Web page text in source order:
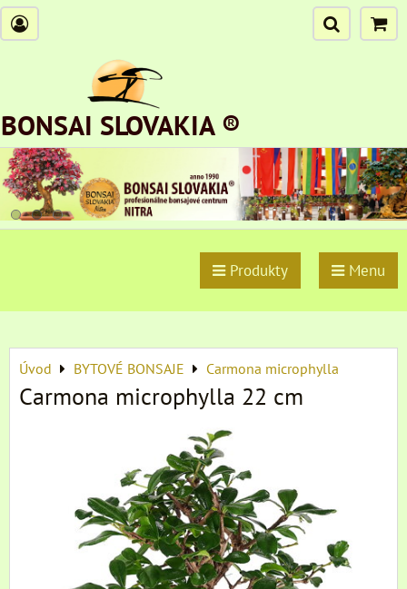
BONSAI SLOVAKIA ®
Produkty Menu
Úvod BYTOVÉ BONSAJE Carmona microphylla
Carmona microphylla 22 cm